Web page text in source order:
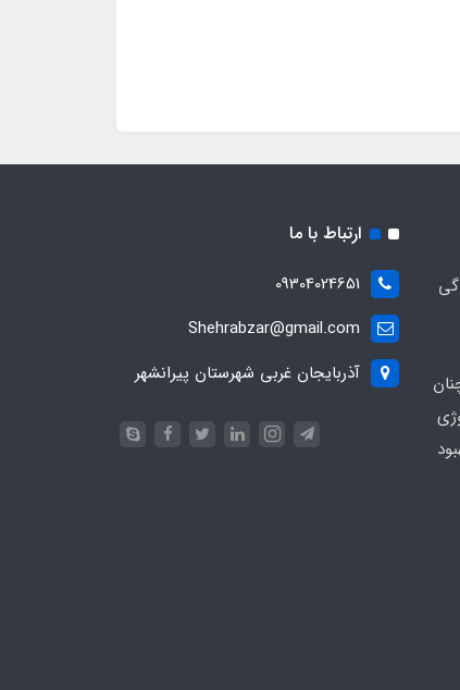
ارتباط با ما
09304024651
Shehrabzar@gmail.com
آذربایجان غربی شهرستان پیرانشهر